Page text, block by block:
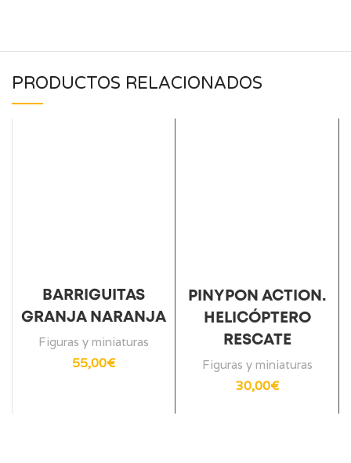
PRODUCTOS RELACIONADOS
BARRIGUITAS
GRANJA NARANJA
Figuras y miniaturas
55,00€
PINYPON ACTION.
HELICÓPTERO
RESCATE
Figuras y miniaturas
30,00€